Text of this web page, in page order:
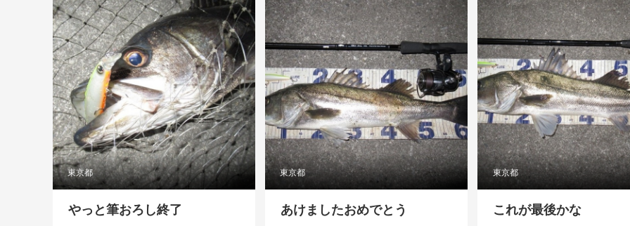
東京都
やっと筆おろし終了
東京都
あけましたおめでとう
東京都
これが最後かな